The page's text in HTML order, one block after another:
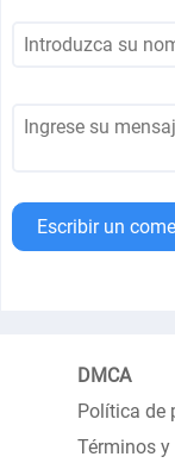
Escribir un
DMCA
Política de
Términos